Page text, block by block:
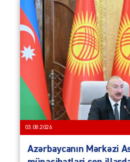
03.08.2026
Azərbaycanın Mərkəzi